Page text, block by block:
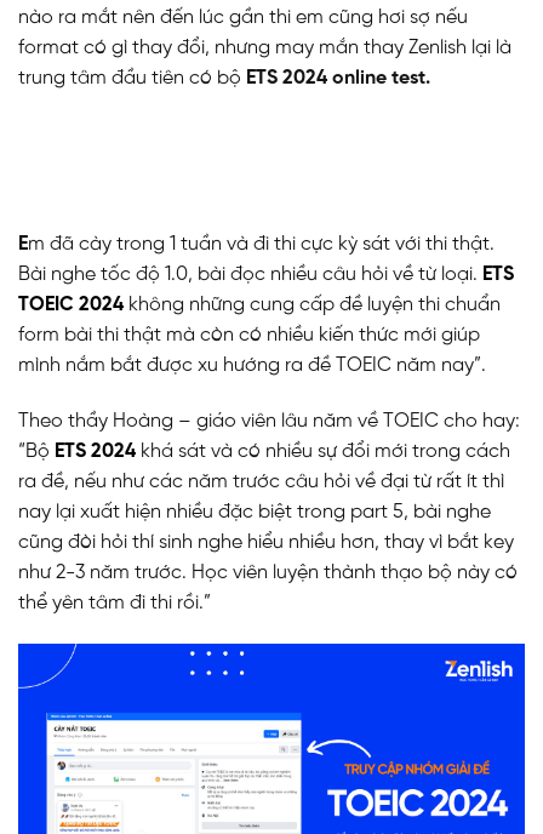
nào ra mắt nên đến lúc gần thi em cũng hơi sợ nếu
format có gì thay đổi, nhưng may mắn thay Zenlish lại là
trung tâm đầu tiên có bộ ETS 2024 online test.
Em đã cày trong 1 tuần và đi thi cực kỳ sát với thi thật.
Bài nghe tốc độ 1.0, bài đọc nhiều câu hỏi về từ loại. ETS
TOEIC 2024 không những cung cấp đề luyện thi chuẩn
form bài thi thật mà còn có nhiều kiến thức mới giúp
mình nắm bắt được xu hướng ra đề TOEIC năm nay”.
Theo thầy Hoàng – giáo viên lâu năm về TOEIC cho hay:
“Bộ ETS 2024 khá sát và có nhiều sự đổi mới trong cách
ra đề, nếu như các năm trước câu hỏi về đại từ rất ít thì
nay lại xuất hiện nhiều đặc biệt trong part 5, bài nghe
cũng đòi hỏi thí sinh nghe hiểu nhiều hơn, thay vì bắt key
như 2-3 năm trước. Học viên luyện thành thạo bộ này có
thể yên tâm đi thi rồi.”